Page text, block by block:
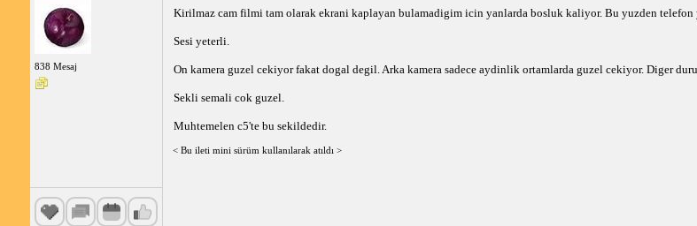
838 Mesaj
Kirilmaz cam filmi tam olarak ekrani kaplayan bulamadigim icin yanlarda bosluk kaliyor. Bu yuzden telefon
Sesi yeterli.
On kamera guzel cekiyor fakat dogal degil. Arka kamera sadece aydinlik ortamlarda guzel cekiyor. Diger
Sekli semali cok guzel.
Muhtemelen c5'te bu sekildedir.
< Bu ileti mini sürüm kullanılarak atıldı >